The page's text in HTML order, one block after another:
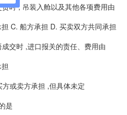
, 吊装入舱以及其他各项费用由
C. 船方承担 D. 买卖双方共同承担
交时 ,进口报关的责任、费用由
或卖方承担 ,但具体未定
是